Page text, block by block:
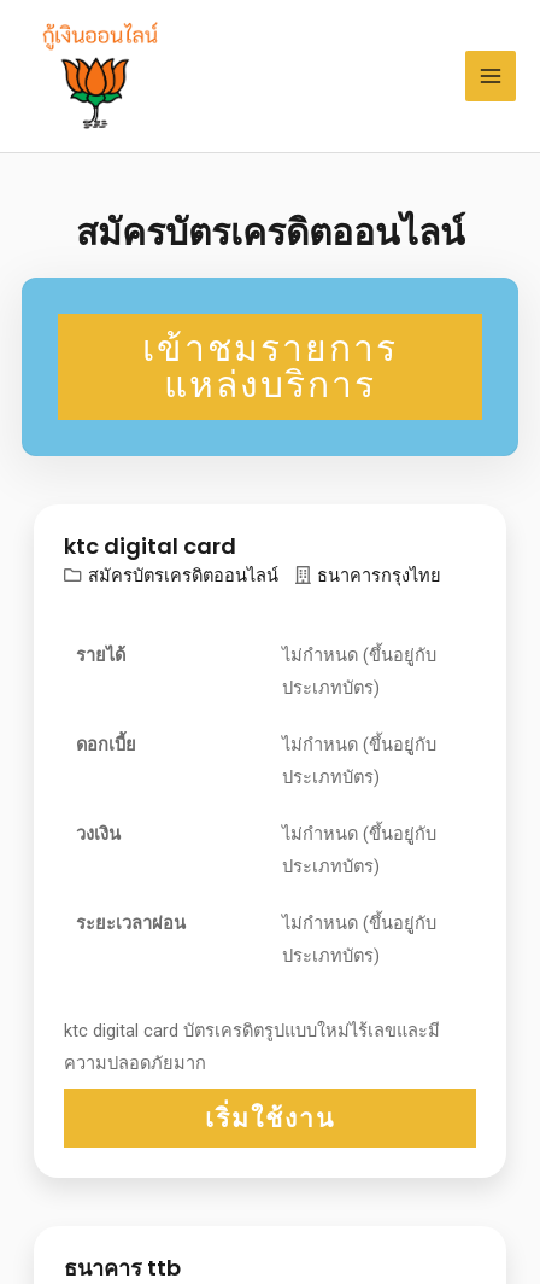
สมัครบัตรเครดิตออนไลน์
เข้าชมรายการ
แหล่งบริการ
ktc digital card
สมัครบัตรเครดิตออนไลน์ ธนาคารกรุงไทย
รายได้
ไม่กำหนด (ขึ้นอยูู่กับ
ประเภทบัตร)
ดอกเบี้ย
ไม่กำหนด (ขึ้นอยูู่กับ
ประเภทบัตร)
วงเงิน
ไม่กำหนด (ขึ้นอยูู่กับ
ประเภทบัตร)
ระยะเวลาผ่อน
ไม่กำหนด (ขึ้นอยูู่กับ
ประเภทบัตร)
ktc digital card บัตรเครดิตรูปแบบใหม่ไร้เลขและมี
ความปลอดภัยมาก
เริ่มใช้งาน
ธนาคาร ttb